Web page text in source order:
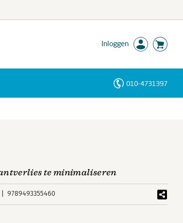
Inloggen
010-4731397
te minimaliseren
9789493355460